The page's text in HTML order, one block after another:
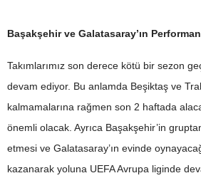
Başakşehir ve Galatasaray’ın
Takımlarımız son derece kötü bir sezon
devam ediyor. Bu anlamda Beşiktaş ve
kalmamalarına rağmen son 2 haftada
önemli olacak. Ayrıca Başakşehir’in
etmesi ve Galatasaray’ın evinde
kazanarak yoluna UEFA Avrupa liginde